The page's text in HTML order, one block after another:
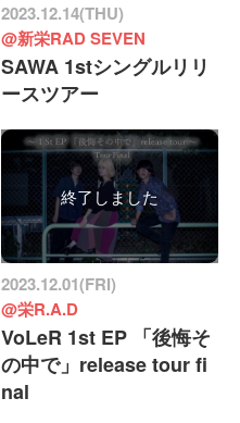
2023.12.14(THU)
@新栄RAD SEVEN
SAWA 1stシングルリリ
ースツアー
終了しました
2023.12.01(FRI)
@栄R.A.D
VoLeR 1st EP 「後悔そ
の中で」release tour fi
nal